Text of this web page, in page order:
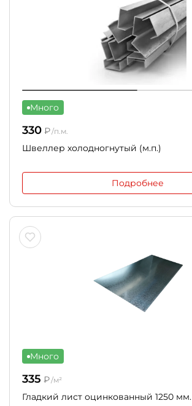
Много
330 ₽/п.м.
Швеллер холодногнутый (м.п.)
Подробнее
Много
335 ₽/м²
Гладкий лист оцинкованный 1250 мм.